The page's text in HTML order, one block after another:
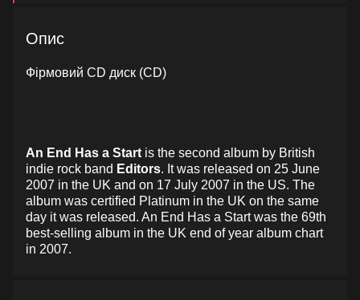
Опис
Фірмовий CD диск (CD)
An End Has a Start is the second album by British
indie rock band Editors. It was released on 25 June
2007 in the UK and on 17 July 2007 in the US. The
album was certified Platinum in the UK on the same
day it was released. An End Has a Start was the 69th
best-selling album in the UK end of year album chart
in 2007.